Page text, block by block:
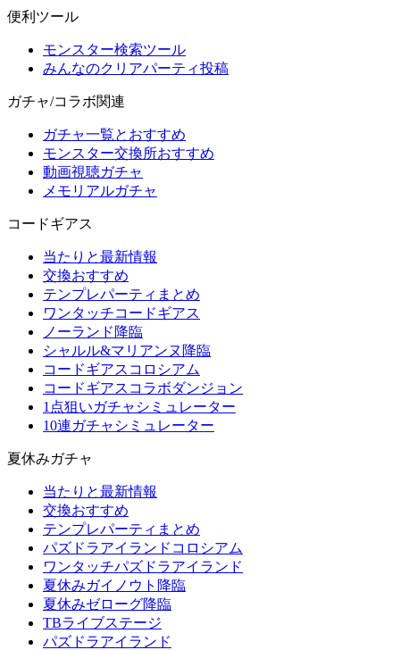
便利ツール
モンスター検索ツール
みんなのクリアパーティ投稿
ガチャ/コラボ関連
ガチャ一覧とおすすめ
モンスター交換所おすすめ
動画視聴ガチャ
メモリアルガチャ
コードギアス
当たりと最新情報
交換おすすめ
テンプレパーティまとめ
ワンタッチコードギアス
ノーランド降臨
シャルル&マリアンヌ降臨
コードギアスコロシアム
コードギアスコラボダンジョン
1点狙いガチャシミュレーター
10連ガチャシミュレーター
夏休みガチャ
当たりと最新情報
交換おすすめ
テンプレパーティまとめ
パズドラアイランドコロシアム
ワンタッチパズドラアイランド
夏休みガイノウト降臨
夏休みゼローグ降臨
TBライブステージ
パズドラアイランド